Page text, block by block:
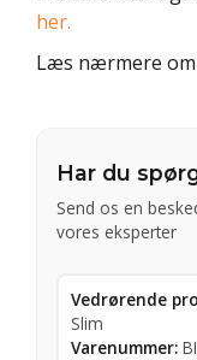
her.
Læs nærmere
Har du
Send os en
vores eksperter
Vedrørende
Slim
Varenummer: